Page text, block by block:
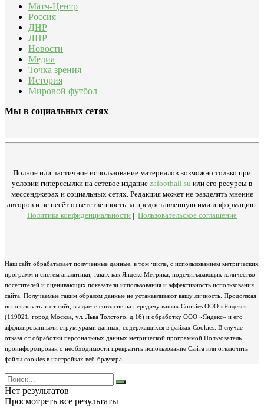
Матч-Центр
Россия
ДНР
ЛНР
Новости
Медиа
Точка зрения
История
Мировой футбол
Мы в социальных сетях
Полное или частичное использование материалов возможно только при
условии гиперссылки на сетевое издание zafootball.su или его ресурсы в
мессенджерах и социальных сетях. Редакция может не разделять мнение
авторов и не несёт ответственность за предоставленную ими информацию.
Политика конфиденциальности | Пользовательское соглашение
Наш сайт обрабатывает полученные данные, в том числе, с использованием метрических
программ и систем аналитики, таких как Яндекс.Метрика, подсчитывающих количество
посетителей и оценивающих показатели использования и эффективность использования
сайта. Получаемые таким образом данные не устанавливают вашу личность. Продолжая
использовать этот сайт, вы даете согласие на передачу ваших Cookies ООО «Яндекс»
(119021, город Москва, ул. Льва Толстого, д.16) и обработку ООО «Яндекс» и его
аффилированными структурами данных, содержащихся в файлах Cookies. В случае
отказа от обработки персональных данных метрической программой Пользователь
проинформирован о необходимости прекратить использование Сайта или отключить
файлы cookies в настройках веб-браузера.
Нет результатов
Просмотреть все результаты